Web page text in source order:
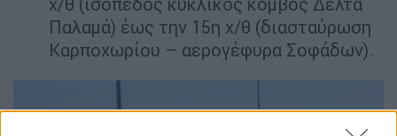
Παλαμά) έως την 15η χ/θ (διασταύρωση
Καρποχωρίου – αερογέφυρα Σοφάδων).